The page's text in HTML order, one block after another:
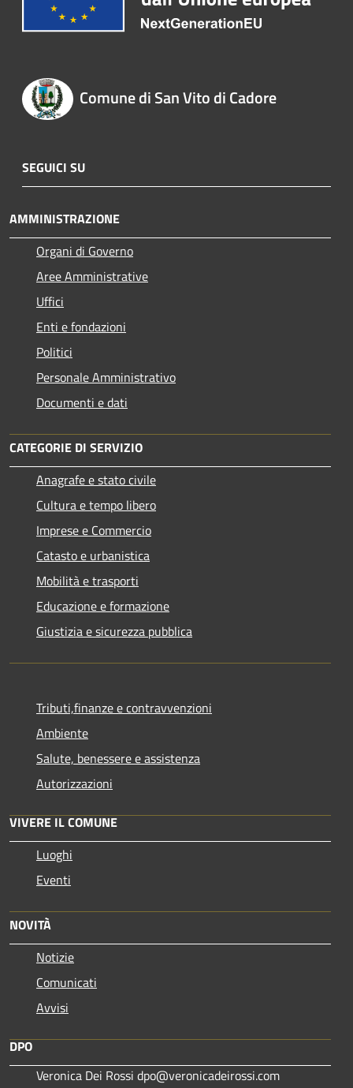
Comune di San Vito di Cadore
SEGUICI SU
AMMINISTRAZIONE
Organi di Governo
Aree Amministrative
Uffici
Enti e fondazioni
Politici
Personale Amministrativo
Documenti e dati
CATEGORIE DI SERVIZIO
Anagrafe e stato civile
Cultura e tempo libero
Imprese e Commercio
Catasto e urbanistica
Mobilità e trasporti
Educazione e formazione
Giustizia e sicurezza pubblica
Tributi,finanze e contravvenzioni
Ambiente
Salute, benessere e assistenza
Autorizzazioni
VIVERE IL COMUNE
Luoghi
Eventi
NOVITÀ
Notizie
Comunicati
Avvisi
DPO
Veronica Dei Rossi dpo@veronicadeirossi.com